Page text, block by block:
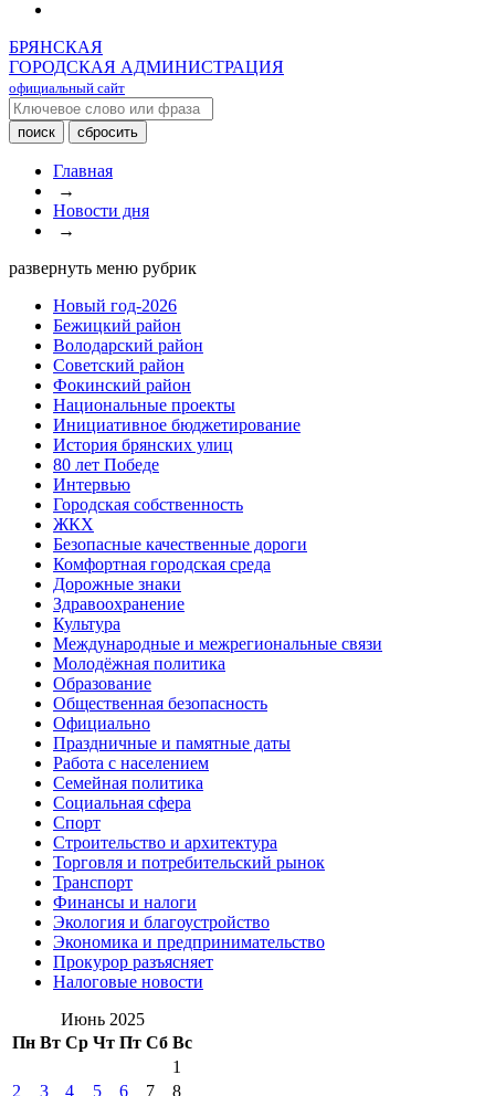
БРЯНСКАЯ
ГОРОДСКАЯ АДМИНИСТРАЦИЯ
официальный сайт
Главная
→
Новости дня
→
развернуть меню рубрик
Новый год-2026
Бежицкий район
Володарский район
Советский район
Фокинский район
Национальные проекты
Инициативное бюджетирование
История брянских улиц
80 лет Победе
Интервью
Городская собственность
ЖКХ
Безопасные качественные дороги
Комфортная городская среда
Дорожные знаки
Здравоохранение
Культура
Международные и межрегиональные связи
Молодёжная политика
Образование
Общественная безопасность
Официально
Праздничные и памятные даты
Работа с населением
Семейная политика
Социальная сфера
Спорт
Строительство и архитектура
Торговля и потребительский рынок
Транспорт
Финансы и налоги
Экология и благоустройство
Экономика и предпринимательство
Прокурор разъясняет
Налоговые новости
Июнь 2025
Пн Вт Ср Чт Пт Сб Вс
1
2
3 4 5 6 7 8